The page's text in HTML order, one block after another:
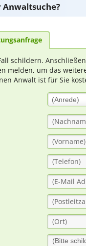
schildern.
melden, um das
Anwalt ist für Sie
(Anrede)